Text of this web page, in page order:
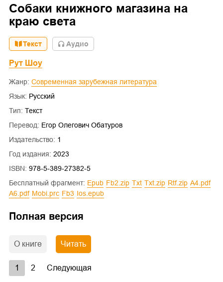
Собаки книжного магазина на
краю света
Текст Aудио
Рут Шоу
Жанр:
Современная зарубежная литература
Язык: Русский
Тип: Текст
Перевод: Егор Олегович Обатуров
Издательство: 1
Год издания: 2023
ISBN: 978-5-389-27382-5
Бесплатный фрагмент:
epub fb2.zip txt txt.zip rtf.zip
a4.pdf
a6.pdf
mobi.prc fb3 ios.epub
Полная версия
О книге Читать
1 2 Следующая